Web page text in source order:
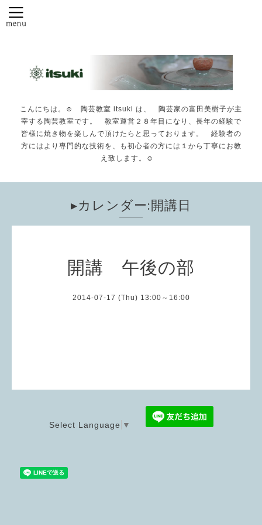
こんにちは。☺️ 陶芸教室 itsuki は、 陶芸家の富田美樹子が主
宰する陶芸教室です。 教室運営２８年目になり、長年の経験で
皆様に焼き物を楽しんで頂けたらと思っております。 経験者の
方にはより専門的な技術を、も初心者の方には１から丁寧にお教
え致します。☺️
▸カレンダー:開講日
開講 午後の部
2014-07-17 (Thu) 13:00～16:00
Select Language ▼